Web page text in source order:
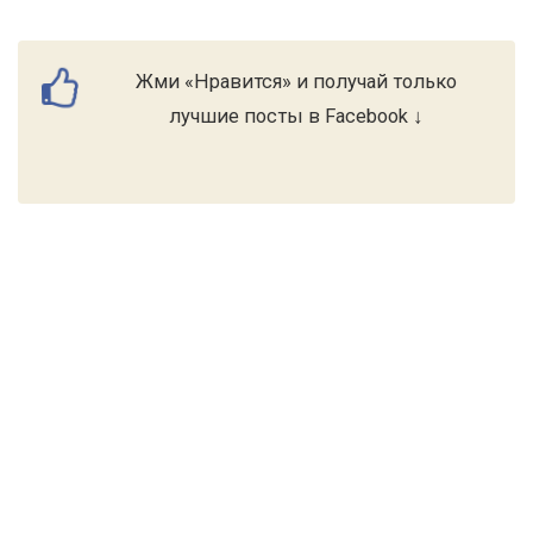
Жми «Нравится» и получай только
лучшие посты в Facebook ↓